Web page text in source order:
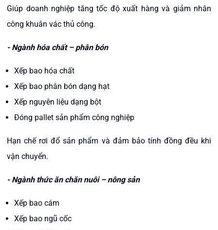
Giúp doanh nghiệp tăng tốc độ xuất hàng và giảm nhân
công khuân vác thủ công.
- Ngành hóa chất – phân bón
Xếp bao hóa chất
Xếp bao phân bón dạng hạt
Xếp nguyên liệu dạng bột
Đóng pallet sản phẩm công nghiệp
Hạn chế rơi đổ sản phẩm và đảm bảo tính đồng đều khi
vận chuyển.
- Ngành thức ăn chăn nuôi – nông sản
Xếp bao cám
Xếp bao ngũ cốc